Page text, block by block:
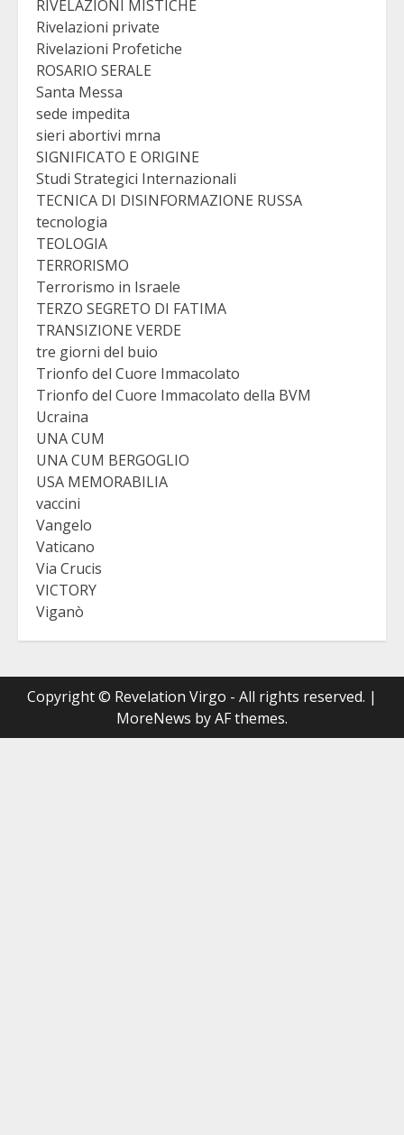
RIVELAZIONI MISTICHE
Rivelazioni private
Rivelazioni Profetiche
ROSARIO SERALE
Santa Messa
sede impedita
sieri abortivi mrna
SIGNIFICATO E ORIGINE
Studi Strategici Internazionali
TECNICA DI DISINFORMAZIONE RUSSA
tecnologia
TEOLOGIA
TERRORISMO
Terrorismo in Israele
TERZO SEGRETO DI FATIMA
TRANSIZIONE VERDE
tre giorni del buio
Trionfo del Cuore Immacolato
Trionfo del Cuore Immacolato della BVM
Ucraina
UNA CUM
UNA CUM BERGOGLIO
USA MEMORABILIA
vaccini
Vangelo
Vaticano
Via Crucis
VICTORY
Viganò
Copyright © Revelation Virgo - All rights reserved. |
MoreNews by AF themes.